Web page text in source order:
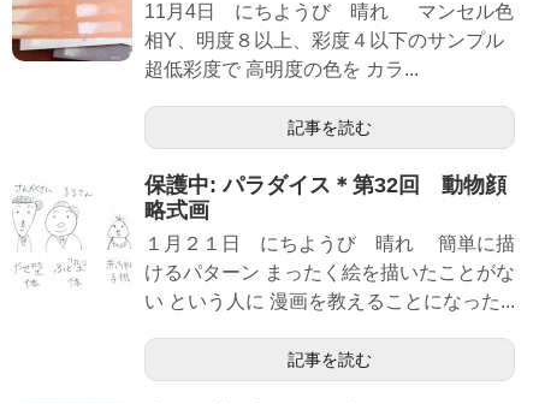
11月4日 にちようび 晴れ マンセル色
相Y、明度８以上、彩度４以下のサンプル
超低彩度で 高明度の色を カラ...
記事を読む
保護中: パラダイス＊第32回 動物顔
略式画
１月２１日 にちようび 晴れ 簡単に描
けるパターン まったく絵を描いたことがな
い という人に 漫画を教えることになった...
記事を読む